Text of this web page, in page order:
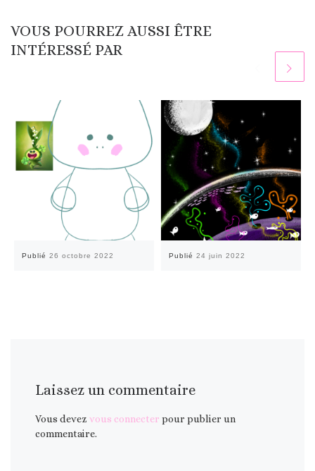
VOUS POURREZ AUSSI ÊTRE
INTÉRESSÉ PAR
Publié 26 octobre 2022 Publié 24 juin 2022
Laissez un commentaire
Vous devezvous connecter pour publier un
commentaire.